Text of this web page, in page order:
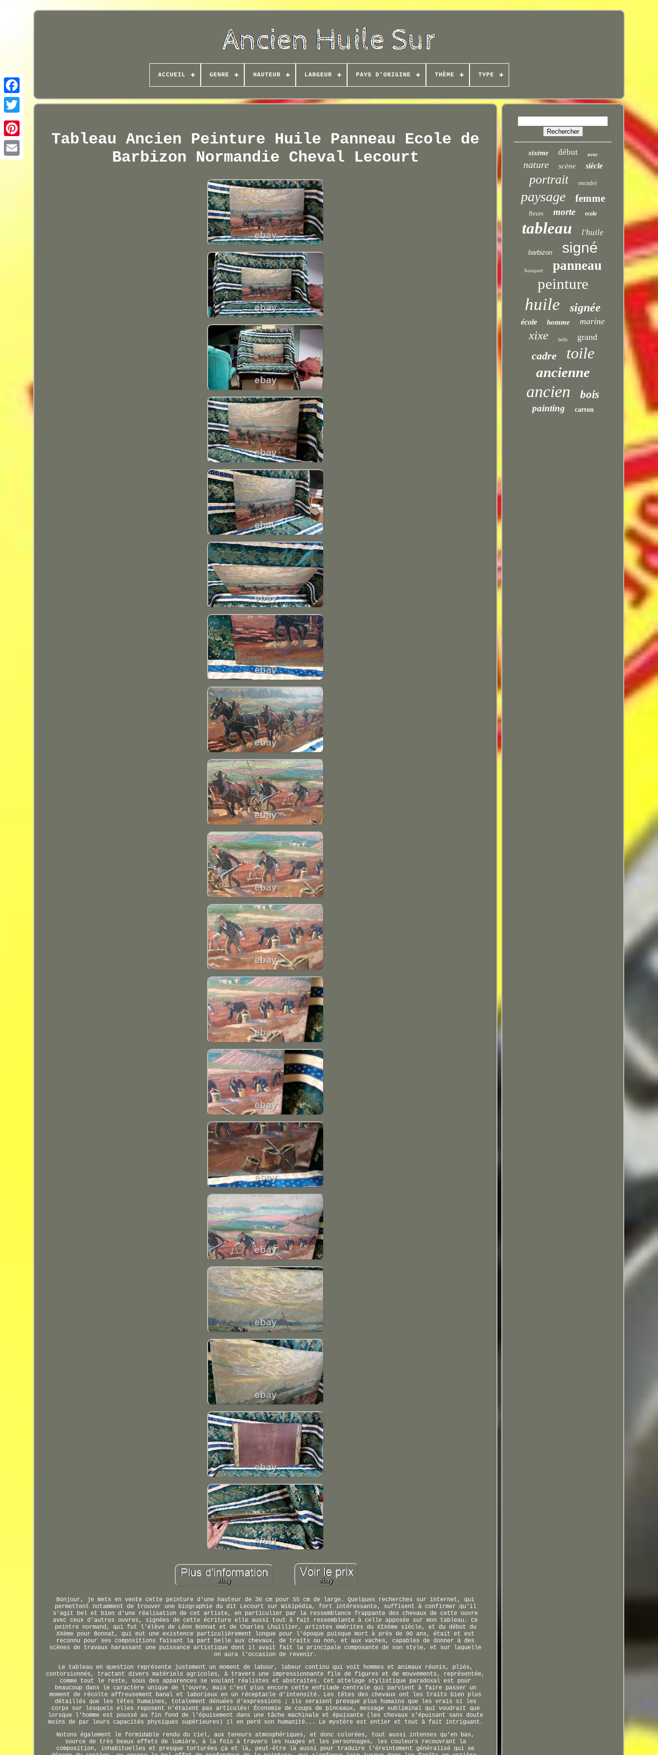
ACCUEIL GENRE HAUTEUR LARGEUR PAYS D'ORIGINE THÈME TYPE
Tableau Ancien Peinture Huile Panneau Ecole de
Barbizon Normandie Cheval Lecourt
Bonjour, je mets en vente cette peinture d'une hauteur de 36 cm pour 55 cm de large. Quelques recherches sur internet, qui
permettent notamment de trouver une biographie du dit Lecourt sur Wikipédia, fort intéressante, suffisent à confirmer qu'il
s'agit bel et bien d'une réalisation de cet artiste, en particulier par la ressemblance frappante des chevaux de cette ouvre
avec ceux d'autres ouvres, signées de cette écriture elle aussi tout à fait ressemblante à celle apposée sur mon tableau. Ce
peintre normand, qui fut l'élève de Léon Bonnat et de Charles Lhuillier, artistes émérites du XIXème siècle, et du début du
XXème pour Bonnat, qui eut une existence particulièrement longue pour l'époque puisque mort à près de 90 ans, était et est
reconnu pour ses compositions faisant la part belle aux chevaux, de traits ou non, et aux vaches, capables de donner à des
scènes de travaux harassant une puissance artistique dont il avait fait la principale composante de son style, et sur laquelle
on aura l'occasion de revenir.
Le tableau en question représente justement un moment de labour, labeur continu qui voit hommes et animaux réunis, pliés,
contorsionnés, tractant divers matériels agricoles, à travers une impressionnante file de figures et de mouvements, représentée,
comme tout le reste, sous des apparences se voulant réalistes et abstraites. Cet attelage stylistique paradoxal est pour
beaucoup dans le caractère unique de l'ouvre, mais c'est plus encore cette enfilade centrale qui parvient à faire passer un
moment de récolte affreusement banal et laborieux en un réceptacle d'intensité. Les têtes des chevaux ont les traits bien plus
détaillés que les têtes humaines, totalement dénuées d'expressions ; ils seraient presque plus humains que les vrais si les
corps sur lesquels elles reposent n'étaient pas articulés! Économie de coups de pinceaux, message subliminal qui voudrait que
lorsque l'homme est poussé au fin fond de l'épuisement dans une tâche machinale et épuisante (les chevaux s'épuisant sans doute
moins de par leurs capacités physiques supérieures) il en perd son humanité... Le mystère est entier et tout à fait intriguant.
Notons également le formidable rendu du ciel, aux teneurs atmosphériques, et donc colorées, tout aussi intenses qu'en bas,
source de très beaux effets de lumière, à la fois à travers les nuages et les personnages, les couleurs recouvrant la
composition, inhabituelles et presque torturées ça et là, peut-être là aussi pour traduire l'éreintement généralisé qui se
xixème début avec
nature scène siècle
portrait encadré
paysage femme
fleurs morte ecole
tableau l'huile
barbizon signé
bouquet panneau
peinture
huile signée
école homme marine
xixe belle grand
cadre toile
ancienne
ancien bois
painting carton